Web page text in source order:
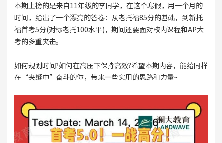
本期上榜的是来自11年级的李同学，在这个寒假，用一个月的
时间，给出了一个漂亮的答卷：从老托福85分的基础，到新托
福首考5分(对标老托100水平)，期间还要面对校内课程和AP大
考的多重夹击。
如何规划时间?如何在高压下保持高效?希望本期内容，能给同样
在“夹缝中”奋斗的你，带来一些实用的思路和力量~